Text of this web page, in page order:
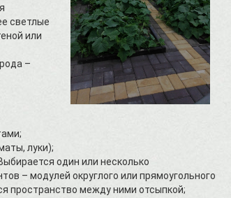
светлые
или
–
луки);
Выбирается один или несколько
– модулей округлого или прямоугольного
пространство между ними отсыпкой;